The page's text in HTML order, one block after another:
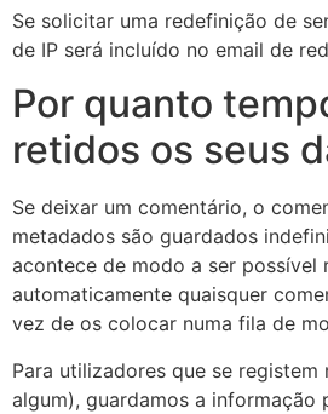
Se solicitar uma redefinição de
de IP será incluído no email de
Por quanto
retidos os seus
Se deixar um comentário, o
metadados são guardados
acontece de modo a ser possível
automaticamente quaisquer
vez de os colocar numa fila de
Para utilizadores que se registem
algum), guardamos a informação